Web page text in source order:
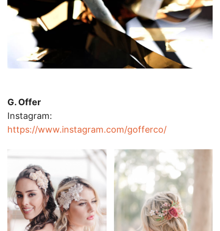
G. Offer
Instagram:
https://www.instagram.com/gofferco/